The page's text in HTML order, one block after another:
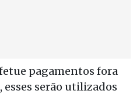
pagamentos fora
serão utilizados